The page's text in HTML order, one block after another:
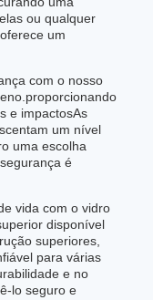
ou qualquer
um
com o nosso
e impactosAs
um nível
uma escolha
é
vida com o vidro
disponível
superiores,
para várias
e no
lo seguro e